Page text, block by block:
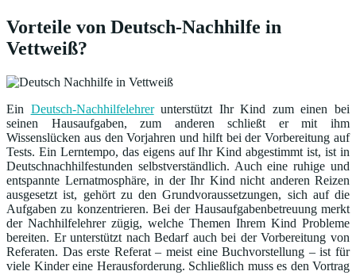
Vorteile von Deutsch-Nachhilfe in
Vettweiß?
Ein Deutsch-Nachhilfelehrerunterstützt Ihr Kind zum einen bei
seinen Hausaufgaben, zum anderen schließt er mit ihm
Wissenslücken aus den Vorjahren und hilft bei der Vorbereitung auf
Tests. Ein Lerntempo, das eigens auf Ihr Kind abgestimmt ist, ist in
Deutschnachhilfestunden selbstverständlich. Auch eine ruhige und
entspannte Lernatmosphäre, in der Ihr Kind nicht anderen Reizen
ausgesetzt ist, gehört zu den Grundvoraussetzungen, sich auf die
Aufgaben zu konzentrieren. Bei der Hausaufgabenbetreuung merkt
der Nachhilfelehrer zügig, welche Themen Ihrem Kind Probleme
bereiten. Er unterstützt nach Bedarf auch bei der Vorbereitung von
Referaten. Das erste Referat – meist eine Buchvorstellung – ist für
viele Kinder eine Herausforderung. Schließlich muss es den Vortrag